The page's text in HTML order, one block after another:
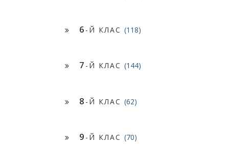
6 -Й КЛАС (118)
7 -Й КЛАС (144)
8 -Й КЛАС (62)
9 -Й КЛАС (70)